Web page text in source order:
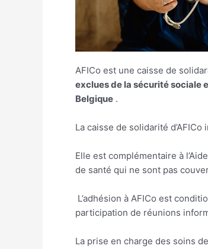
AFICo est une caisse de
exclues de la sécurité sociale
Belgique .
La caisse de solidarité
Elle est complémentaire à
de santé qui ne sont pas
L’adhésion à AFICo est
participation de réunions
La prise en charge des soins